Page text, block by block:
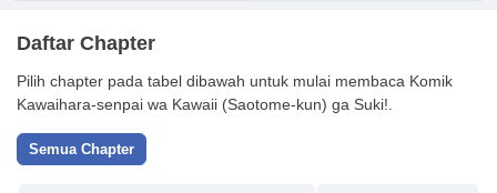
Daftar Chapter
Pilih chapter pada tabel dibawah untuk mulai membaca Komik
Kawaihara-senpai wa Kawaii (Saotome-kun) ga Suki!.
Semua Chapter